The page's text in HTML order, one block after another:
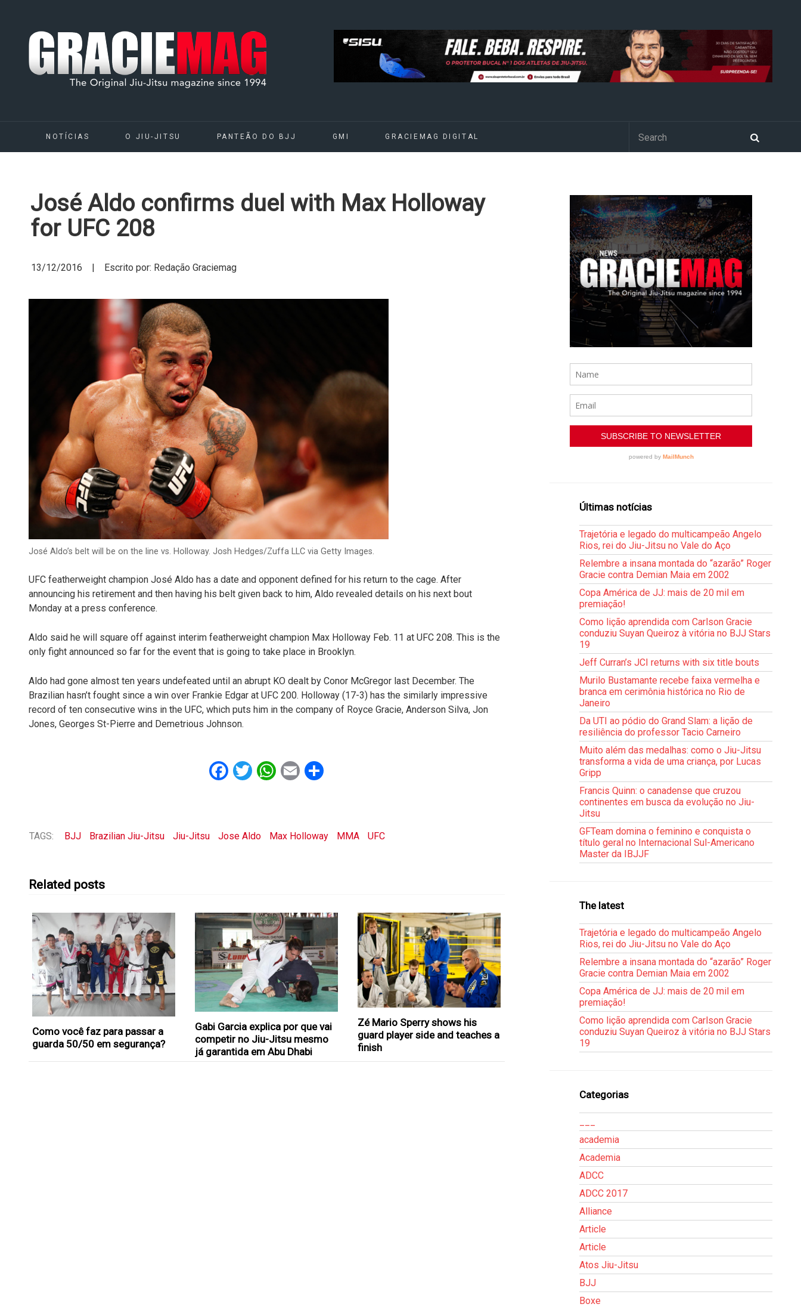
NOTÍCIAS O JIU-JITSU PANTEÃO DO BJJ GMI GRACIEMAG DIGITAL
José Aldo confirms duel with Max Holloway
for UFC 208
13/12/2016 | Escrito por: Redação Graciemag
José Aldo’s belt will be on the line vs. Holloway. Josh Hedges/Zuffa LLC via Getty Images.
UFC featherweight champion José Aldo has a date and opponent defined for his return to the cage. After
announcing his retirement and then having his belt given back to him, Aldo revealed details on his next bout
Monday at a press conference.
Aldo said he will square off against interim featherweight champion Max Holloway Feb. 11 at UFC 208. This is the
only fight announced so far for the event that is going to take place in Brooklyn.
Aldo had gone almost ten years undefeated until an abrupt KO dealt by Conor McGregor last December. The
Brazilian hasn’t fought since a win over Frankie Edgar at UFC 200. Holloway (17-3) has the similarly impressive
record of ten consecutive wins in the UFC, which puts him in the company of Royce Gracie, Anderson Silva, Jon
Jones, Georges St-Pierre and Demetrious Johnson.
Facebook
Twitter
WhatsApp
Email
TAGS: BJJ Brazilian Jiu-Jitsu Jiu-Jitsu Jose Aldo Max Holloway MMA UFC
Related posts
Como você faz para passar a
guarda 50/50 em segurança?
Gabi Garcia explica por que vai
competir no Jiu-Jitsu mesmo
já garantida em Abu Dhabi
Zé Mario Sperry shows his
guard player side and teaches a
finish
Últimas notícias
Trajetória e legado do multicampeão Angelo
Rios, rei do Jiu-Jitsu no Vale do Aço
Relembre a insana montada do “azarão” Roger
Gracie contra Demian Maia em 2002
Copa América de JJ: mais de 20 mil em
premiação!
Como lição aprendida com Carlson Gracie
conduziu Suyan Queiroz à vitória no BJJ Stars
19
Jeff Curran’s JCI returns with six title bouts
Murilo Bustamante recebe faixa vermelha e
branca em cerimônia histórica no Rio de
Janeiro
Da UTI ao pódio do Grand Slam: a lição de
resiliência do professor Tacio Carneiro
Muito além das medalhas: como o Jiu-Jitsu
transforma a vida de uma criança, por Lucas
Gripp
Francis Quinn: o canadense que cruzou
continentes em busca da evolução no Jiu-
Jitsu
GFTeam domina o feminino e conquista o
título geral no Internacional Sul-Americano
Master da IBJJF
The latest
Trajetória e legado do multicampeão Angelo
Rios, rei do Jiu-Jitsu no Vale do Aço
Relembre a insana montada do “azarão” Roger
Gracie contra Demian Maia em 2002
Copa América de JJ: mais de 20 mil em
premiação!
Como lição aprendida com Carlson Gracie
conduziu Suyan Queiroz à vitória no BJJ Stars
19
Categorias
academia
Academia
ADCC
ADCC 2017
Alliance
Article
Article
Atos Jiu-Jitsu
BJJ
Boxe